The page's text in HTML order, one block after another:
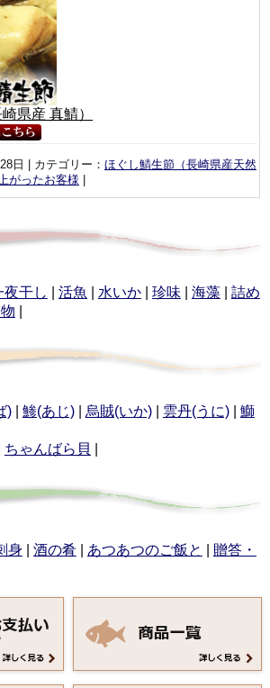
県産 真鯖）
日 | カテゴリー： ほぐし鯖生節（長崎県産天然
がったお客様
夜干し 活魚 水いか| 珍味 海藻| 詰め
)| 鯵(あじ)| 烏賊(いか)| 雲丹(うに)| 鰤
ちゃんばら貝
身| 酒の肴| あつあつのご飯と
贈答・